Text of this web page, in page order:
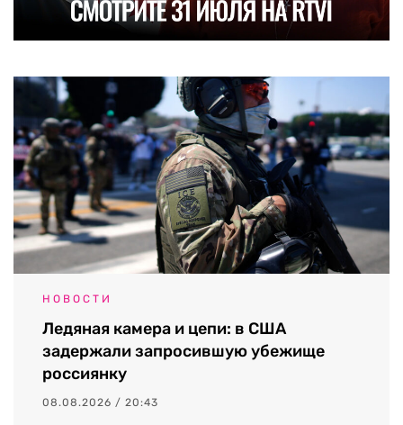
НОВОСТИ
Ледяная камера и цепи: в США
задержали запросившую убежище
россиянку
08.08.2026 / 20:43